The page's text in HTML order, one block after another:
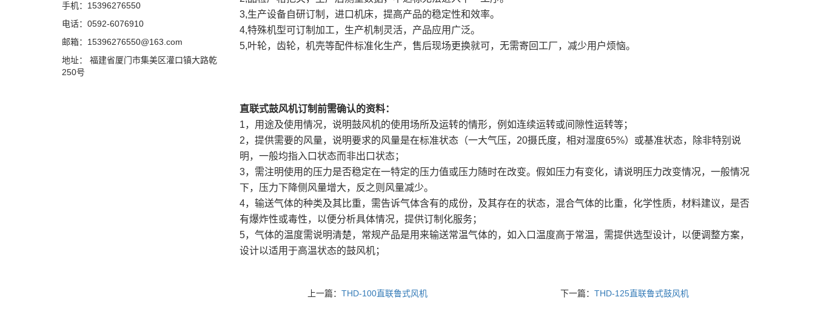
3,生产设备自研订制，进口机床，提高产品的稳定性和效率。
4,特殊机型可订制加工，生产机制灵活，产品应用广泛。
5,叶轮，齿轮，机壳等配件标准化生产，售后现场更换就可，无需寄回工厂，减少用户烦恼。
直联式鼓风机订制前需确认的资料：
1，用途及使用情况，说明鼓风机的使用场所及运转的情形，例如连续运转或间隙性运转等；
2，提供需要的风量，说明要求的风量是在标准状态（一大气压，20摄氏度，相对湿度65%）或基准状态，除非特别说
明，一般均指入口状态而非出口状态；
3，需注明使用的压力是否稳定在一特定的压力值或压力随时在改变。假如压力有变化，请说明压力改变情况，一般情况
下，压力下降侧风量增大，反之则风量减少。
4，输送气体的种类及其比重，需告诉气体含有的成份，及其存在的状态，混合气体的比重，化学性质，材料建议，是否
有爆炸性或毒性，以便分析具体情况，提供订制化服务；
5，气体的温度需说明清楚，常规产品是用来输送常温气体的，如入口温度高于常温，需提供选型设计，以便调整方案，
设计以适用于高温状态的鼓风机；
上一篇：THD-100直联鲁式风机 下一篇：THD-125直联鲁式鼓风机
手机：15396276550
电话：0592-6076910
邮箱：15396276550@163.com
地址： 福建省厦门市集美区灌口镇大路乾
250号